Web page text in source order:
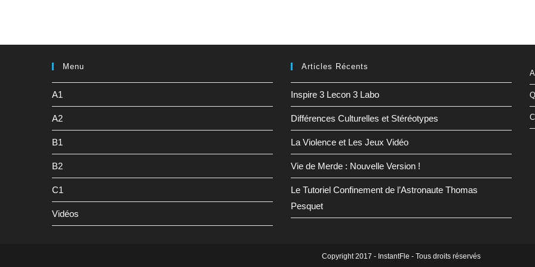
Menu
A1
A2
B1
B2
C1
Vidéos
Articles Récents
Inspire 3 Lecon 3 Labo
Différences Culturelles et Stéréotypes
La Violence et Les Jeux Vidéo
Vie de Merde : Nouvelle Version !
Le Tutoriel Confinement de l’Astronaute Thomas
Pesquet
Copyright 2017 - InstantFle - Tous droits réservés